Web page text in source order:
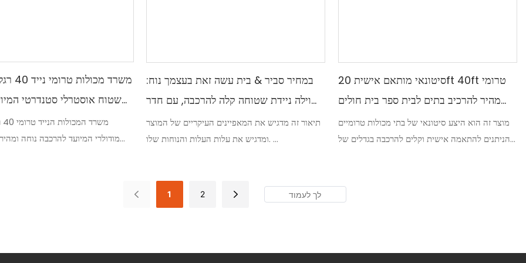
משרד
שטוח אוסטרלי סטנדרטי
מודולרי המיועד להרכבה נוחה
במחיר סביר & בית עשה זאת בעצמך נוח:
וילה ניידת שטוחה קלה להרכבה, עם חדר
שינה, מספק אמין
תיאור זה מדגיש את המאפיינים העיקריים של המוצר
ומדגיש את עלות העלות והנוחות שלו.
שלנו: וילה ניידת שקל להרכיב עם חדר שינה, זמינה
בעיצוב שטוח. ספק אמין זה מציע פתרון שהוא גם
סיטונאי מותאם אישית 20ft 40ft טרומי
מהיר להרכיב בתים לבית ספר בית חולים
חבילה שטוחה מיכל בית
מוצר זה הוא היצע סיטונאי של בתי מכולות טרומיים
הניתנים להתאמה אישית וקלים להרכבה בגדלים של
נוח ורב-תכליתי לצרכי בנייה מהירים
1 2